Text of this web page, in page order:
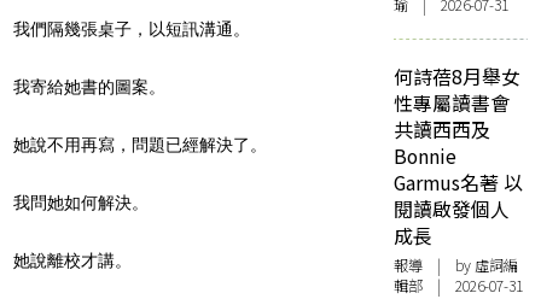
我們隔幾張桌子，以短訊溝通。
我寄給她書的圖案。
她說不用再寫，問題已經解決了。
我問她如何解決。
她說離校才講。
瑜 | 2026-07-31
何詩蓓8月舉女
性專屬讀書會
共讀西西及
Bonnie
Garmus名著 以
閱讀啟發個人
成長
報導 | by 虛詞編
輯部 | 2026-07-31